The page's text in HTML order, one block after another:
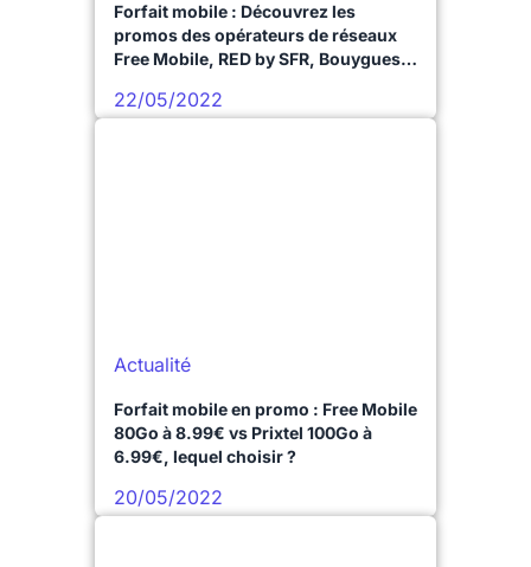
Forfait mobile : Découvrez les
promos des opérateurs de réseaux
Free Mobile, RED by SFR, Bouygues
22/05/2022
Actualité
Forfait mobile en promo : Free Mobile
80Go à 8.99€ vs Prixtel 100Go à
6.99€, lequel choisir ?
20/05/2022